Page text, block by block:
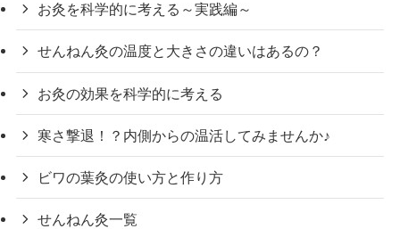
お灸を科学的に考える～実践編～
せんねん灸の温度と大きさの違いはあるの？
お灸の効果を科学的に考える
寒さ撃退！？内側からの温活してみませんか♪
ビワの葉灸の使い方と作り方
せんねん灸一覧